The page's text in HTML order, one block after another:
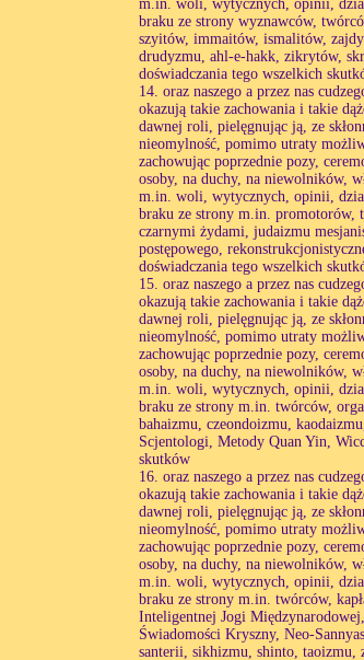
m.in. woli, wytycznych, opinii,
braku ze strony wyznawców,
szyitów, immaitów, ismalitów,
drudyzmu, ahl-e-hakk, zikrytów,
doświadczania tego wszelkich
14. oraz naszego a przez nas
okazują takie zachowania i takie
dawnej roli, pielęgnując ją, ze
nieomylność, pomimo utraty
zachowując poprzednie pozy,
osoby, na duchy, na niewolników,
m.in. woli, wytycznych, opinii,
braku ze strony m.in. promotorów,
czarnymi żydami, judaizmu
postępowego,
doświadczania tego wszelkich
15. oraz naszego a przez nas
okazują takie zachowania i takie
dawnej roli, pielęgnując ją, ze
nieomylność, pomimo utraty
zachowując poprzednie pozy,
osoby, na duchy, na niewolników,
m.in. woli, wytycznych, opinii,
braku ze strony m.in. twórców,
bahaizmu, czeondoizmu,
Scjentologi, Metody Quan Yin,
skutków
16. oraz naszego a przez nas
okazują takie zachowania i takie
dawnej roli, pielęgnując ją, ze
nieomylność, pomimo utraty
zachowując poprzednie pozy,
osoby, na duchy, na niewolników,
m.in. woli, wytycznych, opinii,
braku ze strony m.in. twórców,
Inteligentnej Jogi
Świadomości Kryszny, Neo-
santerii, sikhizmu, shinto, taoizmu,